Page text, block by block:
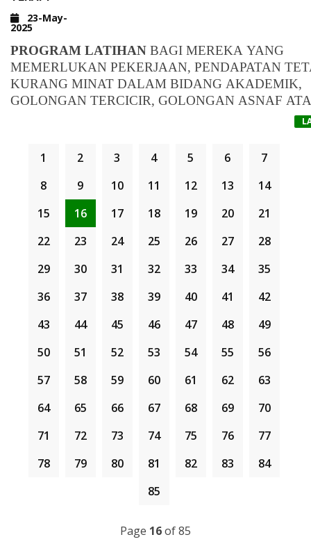
MASA :
SEGALA KERJASAMA DAN PERHATIAN DARI
KAMI HARGAI DAN DIDAHULUI DENGAN
UCAPAN JAZAKUMULLAH HU KHAIRAN
KATHIRA.
BAHAGIAN PENDIDIKAN YAYASAN ADDIN
23-May-
2025
PROGRAM LATIHAN BAGI MEREKA YANG
MEMERLUKAN PEKERJAAN, PENDAPATAN
KURANG MINAT DALAM BIDANG AKADEMIK,
GOLONGAN TERCICIR, GOLONGAN ASNAF
HUBUNGI AKADEMI NOR CONFINEMENT
KEMAHIRAN DALAM BIDANG KESIHATAN DAN
CERAH.
TERBUKA KEPADA SEMUA WARGA
MALAYSIA
PEREMPUAN BERUMUR
BAGI YANG MEMERLUKAN, SILA HUBUNGI
AKADEMI NOR CONFINEMENT CARE & SPA
WWW.WASAP.MY/601135542976/
1 2 3 4 5 6
7
8
9 10 11 12 13
14
15
16 17 18 19 20
21
22
23 24 25 26 27
28
29
30 31 32 33 34
35
36
37 38 39 40 41
42
43
44 45 46 47 48
49
50
51 52 53 54 55
56
57
58 59 60 61 62
63
64
65 66 67 68 69
70
71
72 73 74 75 76
77
78
79 80 81 82 83
84
85
Page 16of 85